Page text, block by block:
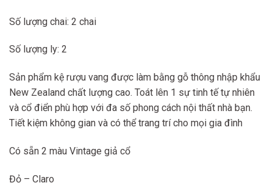
Số lượng chai: 2 chai
Số lượng ly: 2
Sản phẩm kệ rượu vang được làm bằng gỗ thông nhập khẩu
New Zealand chất lượng cao. Toát lên 1 sự tinh tế tự nhiên
và cổ điển phù hợp với đa số phong cách nội thất nhà bạn.
Tiết kiệm không gian và có thể trang trí cho mọi gia đình
Có sẵn 2 màu Vintage giả cổ
Đỏ – Claro